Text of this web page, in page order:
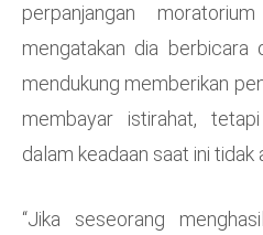
perpanjangan
mengatakan dia berbicara
mendukung memberikan
membayar istirahat,
dalam keadaan saat ini tidak
“Jika seseorang